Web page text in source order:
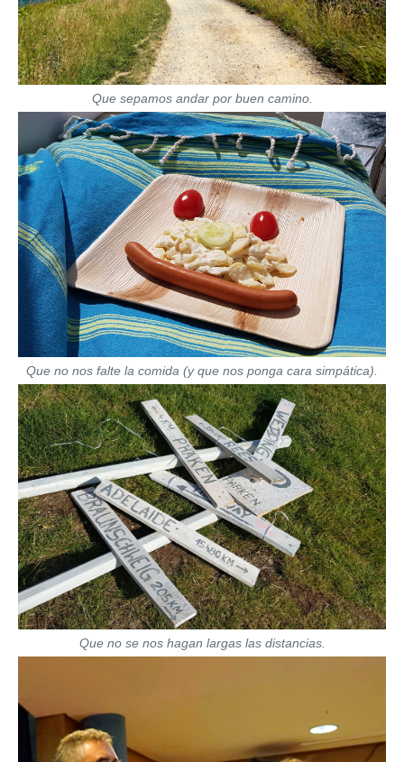
Que sepamos andar por buen camino.
Que no nos falte la comida (y que nos ponga cara simpática).
Que no se nos hagan largas las distancias.